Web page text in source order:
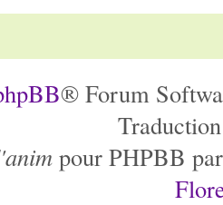
® Forum
pour PHPBB